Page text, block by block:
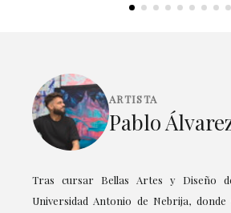
ARTISTA
Pablo
Tras cursar Bellas Artes y Diseño
Universidad Antonio de Nebrija,